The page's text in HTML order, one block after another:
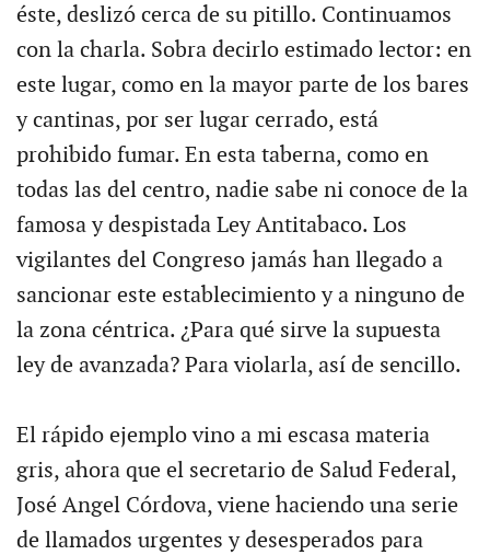
éste, deslizó cerca de su pitillo. Continuamos
con la charla. Sobra decirlo estimado lector: en
este lugar, como en la mayor parte de los bares
y cantinas, por ser lugar cerrado, está
prohibido fumar. En esta taberna, como en
todas las del centro, nadie sabe ni conoce de la
famosa y despistada Ley Antitabaco. Los
vigilantes del Congreso jamás han llegado a
sancionar este establecimiento y a ninguno de
la zona céntrica. ¿Para qué sirve la supuesta
ley de avanzada? Para violarla, así de sencillo.
El rápido ejemplo vino a mi escasa materia
gris, ahora que el secretario de Salud Federal,
José Angel Córdova, viene haciendo una serie
de llamados urgentes y desesperados para